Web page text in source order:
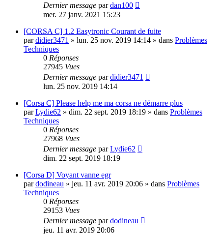
Dernier message pardan100
mer. 27 janv. 2021 15:23
[CORSA C] 1.2 Easytronic Courant de fuite
pardidier3471 » lun. 25 nov. 2019 14:14 » dans Problèmes
Techniques
0 Réponses
27945 Vues
Dernier message pardidier3471
lun. 25 nov. 2019 14:14
[Corsa C] Please help me ma corsa ne démarre plus
parLydie62 » dim. 22 sept. 2019 18:19 » dans Problèmes
Techniques
0 Réponses
27968 Vues
Dernier message parLydie62
dim. 22 sept. 2019 18:19
[Corsa D] Voyant vanne egr
pardodineau » jeu. 11 avr. 2019 20:06 » dans Problèmes
Techniques
0 Réponses
29153 Vues
Dernier message pardodineau
jeu. 11 avr. 2019 20:06